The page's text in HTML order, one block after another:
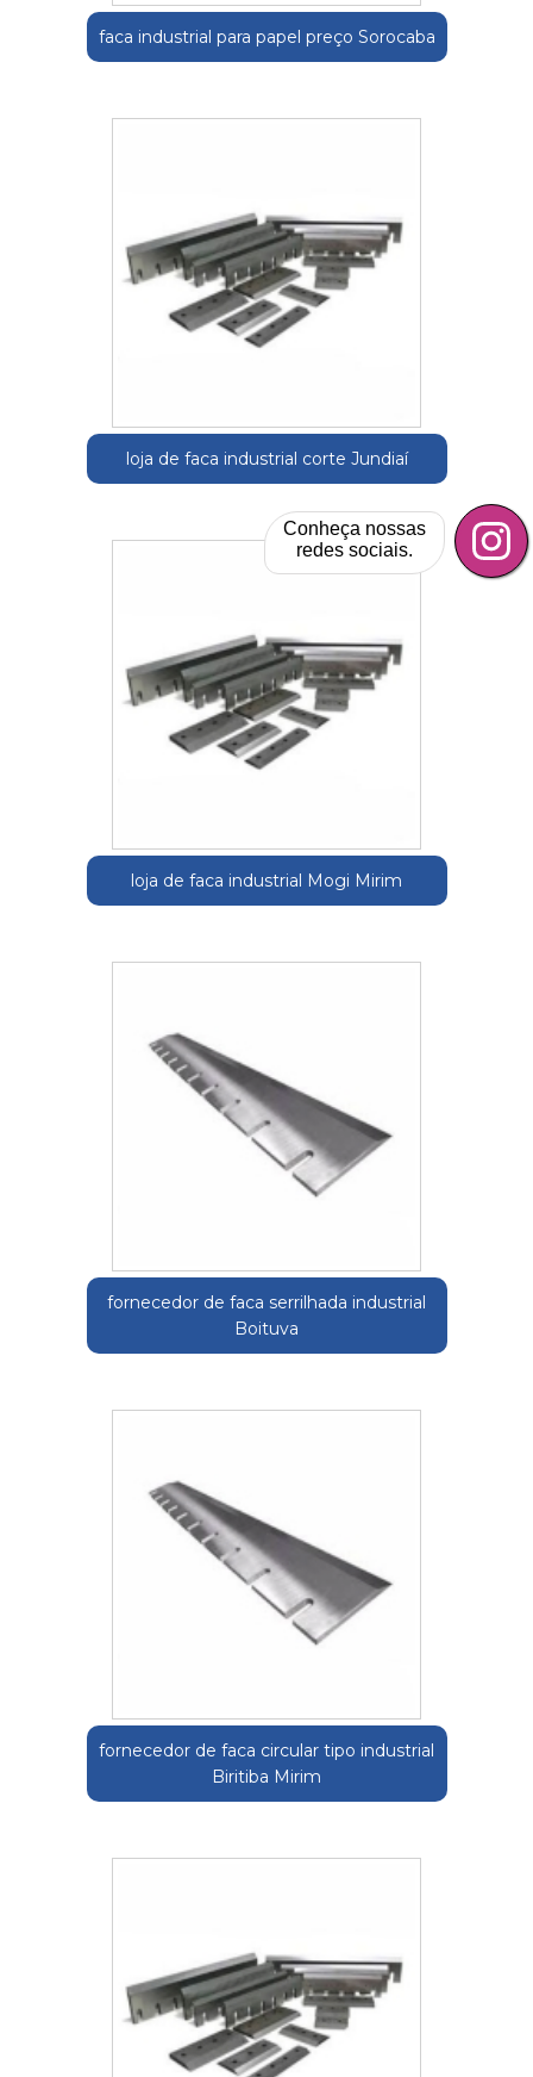
faca industrial para papel preço Sorocaba
loja de faca industrial corte Jundiaí
loja de faca industrial Mogi Mirim
fornecedor de faca serrilhada industrial
Boituva
fornecedor de faca circular tipo industrial
Biritiba Mirim
Conheça nossas
redes sociais.